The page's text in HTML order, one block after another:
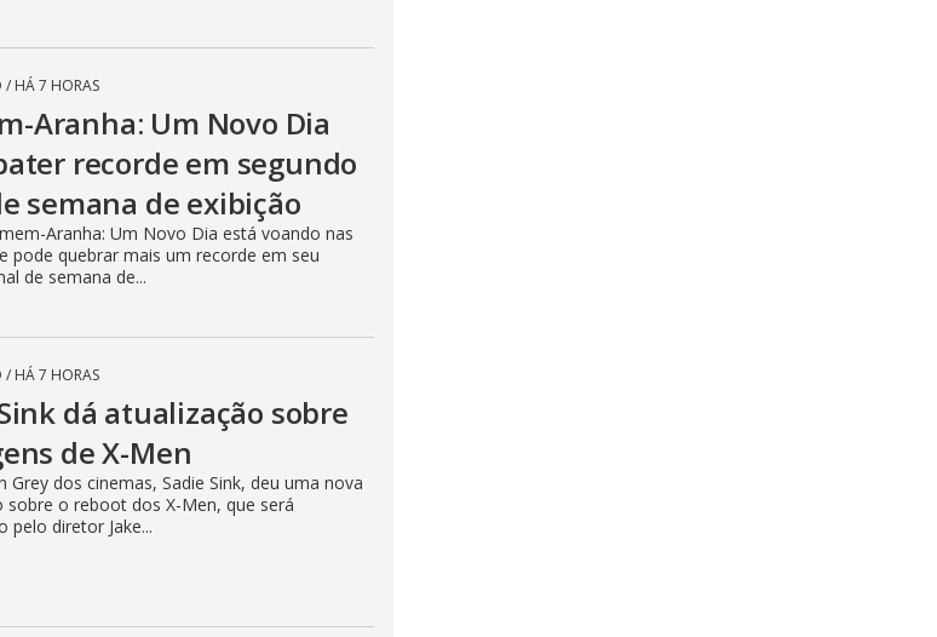
/ HÁ 7 HORAS
Aranha: Um Novo Dia
recorde em segundo
semana de exibição
Aranha: Um Novo Dia está voando nas
pode quebrar mais um recorde em seu
de semana de...
/ HÁ 7 HORAS
dá atualização sobre
de X-Men
Grey dos cinemas, Sadie Sink, deu uma nova
sobre o reboot dos X-Men, que será
pelo diretor Jake...